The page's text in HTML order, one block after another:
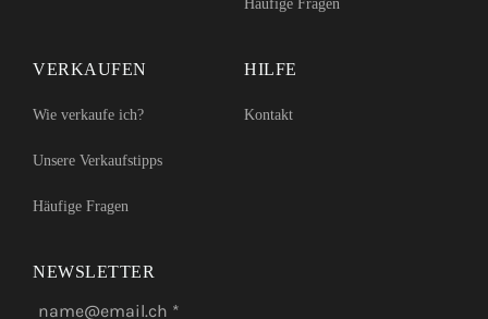
Häufige Fragen
VERKAUFEN
Wie verkaufe ich?
Unsere Verkaufstipps
Häufige Fragen
HILFE
Kontakt
NEWSLETTER